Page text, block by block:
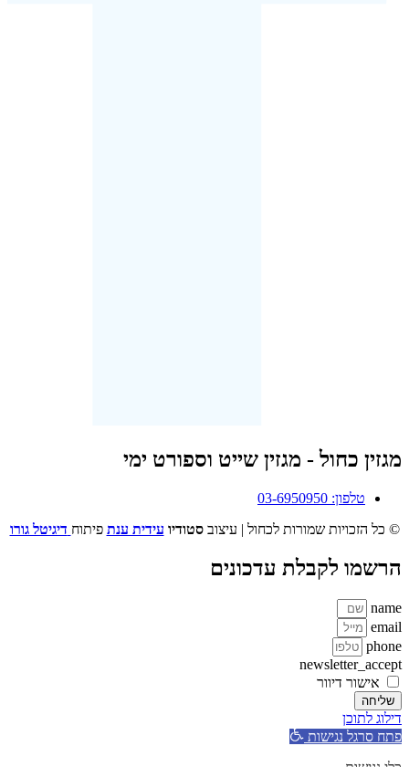
מגזין כחול - מגזין שייט וספורט ימי
טלפון: 03-6950950
© כל הזכויות שמורות לכחול | עיצובסטודיו עידית ענת פיתוח דיגיטל גורו
הרשמו לקבלת עדכונים
name
email
phone
newsletter_accept
אישור דיוור
שליחה
דילוג לתוכן
פתח סרגל נגישות